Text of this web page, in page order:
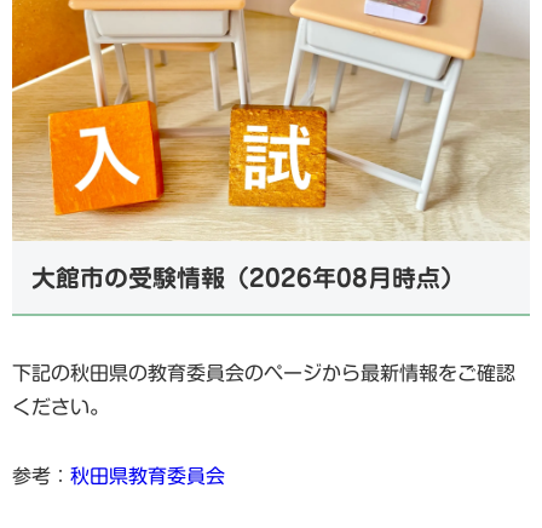
大館市の受験情報（2026年08月時点）
下記の秋田県の教育委員会のページから最新情報をご確認
ください。
参考： 秋田県教育委員会